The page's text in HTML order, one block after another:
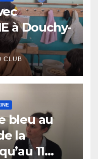
à Douchy-
CLUB
bleu au
la
11